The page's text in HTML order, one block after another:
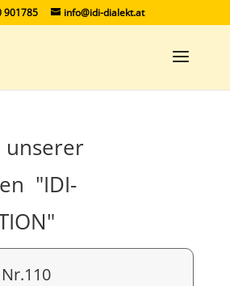
901785 info@idi-dialekt.at
unserer
"IDI-